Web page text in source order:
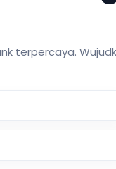
terpercaya.